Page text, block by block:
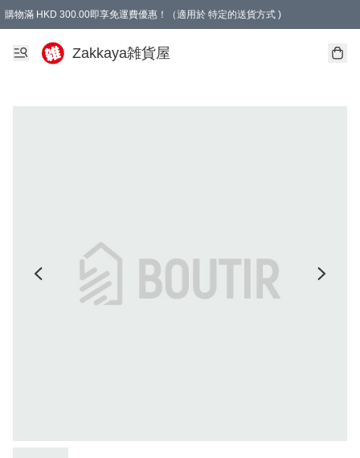
購物滿 HKD 300.00即享免運費優惠！（適用於 特定的送貨方式 )
Zakkaya雑貨屋